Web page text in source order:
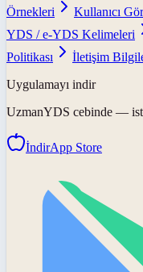
Örnekleri
Kullanıcı
YDS / e-YDS Kelimeleri
Politikası
İletişim
Uygulamayı indir
UzmanYDS cebinde —
İndirApp Store